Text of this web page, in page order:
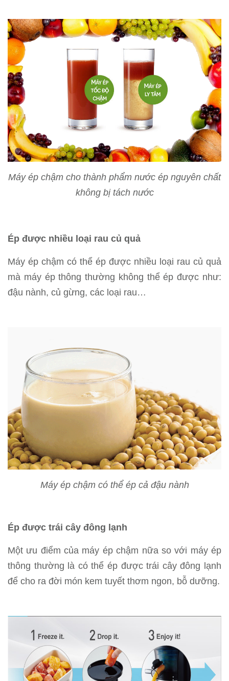
Máy ép chậm cho thành phẩm nước ép nguyên chất
không bị tách nước
Ép được nhiều loại rau củ quả
Máy ép chậm có thể ép được nhiều loại rau củ quả
mà máy ép thông thường không thể ép được như:
đậu nành, củ gừng, các loại rau…
Máy ép chậm có thể ép cả đậu nành
Ép được trái cây đông lạnh
Một ưu điểm của máy ép chậm nữa so với máy ép
thông thường là có thể ép được trái cây đông lạnh
để cho ra đời món kem tuyết thơm ngon, bỗ dưỡng.